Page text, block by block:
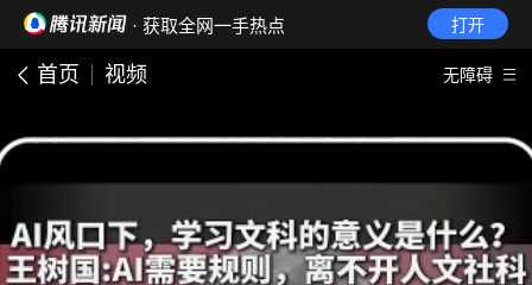
· 获取全网一手热点 打开
首页 视频 无障碍